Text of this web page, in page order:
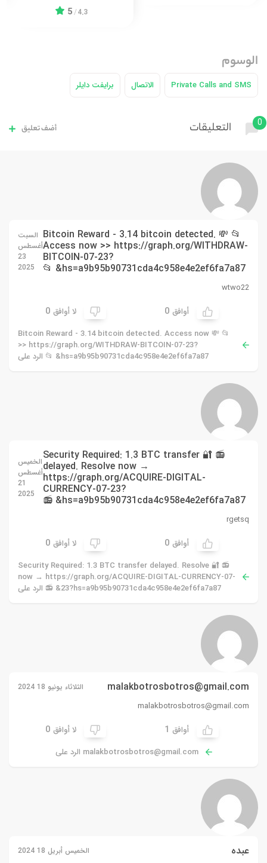
4.3
/
5
الوسوم
Private Calls and SMS الاتصال برايفت دايلر
0 التعليقات أضف تعليق
📂 💸 Bitcoin Reward - 3.14 bitcoin detected.
Access now >> https://graph.org/WITHDRAW-
BITCOIN-07-23?
hs=a9b95b90731cda4c958e4e2ef6fa7a87& 📂
السبت
أغسطس
23
2025
wtwo22
أوافق 0 لا أوافق 0
📂 💸 Bitcoin Reward - 3.14 bitcoin detected. Access now
>> https://graph.org/WITHDRAW-BITCOIN-07-23?
hs=a9b95b90731cda4c958e4e2ef6fa7a87& 📂 الرد على
📻 🔐 Security Required: 1.3 BTC transfer
delayed. Resolve now →
https://graph.org/ACQUIRE-DIGITAL-
CURRENCY-07-23?
hs=a9b95b90731cda4c958e4e2ef6fa7a87& 📻
الخميس
أغسطس
21
2025
rgetsq
أوافق 0 لا أوافق 0
📻 🔐 Security Required: 1.3 BTC transfer delayed. Resolve
now → https://graph.org/ACQUIRE-DIGITAL-CURRENCY-07-
23?hs=a9b95b90731cda4c958e4e2ef6fa7a87& 📻 الرد على
malakbotrosbotros@gmail.com الثلاثاء يونيو 18 2024
malakbotrosbotros@gmail.com
أوافق 1 لا أوافق 0
malakbotrosbotros@gmail.com الرد على
عبده الخميس أبريل 18 2024